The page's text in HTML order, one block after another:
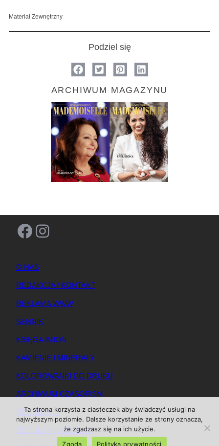
Materiał Zewnętrzny
Podziel się
ARCHIWUM MAGAZYNU
Facebook Instagram
O NAS
REDAKCJA / KONTAKT
REKLAMA WWW
SENNIK
KSIĘGA IMION
KAMIENIE I MINERAŁY
KOLOROWANKI DO DRUKU
ARCHIWUM CZASOPISM
REGULAMIN
REGULAMIN REKLAM
Ta strona korzysta z ciasteczek aby świadczyć usługi na
najwyższym poziomie. Dalsze korzystanie ze strony oznacza,
że zgadzasz się na ich użycie.
Zgoda
Polityka prywatności